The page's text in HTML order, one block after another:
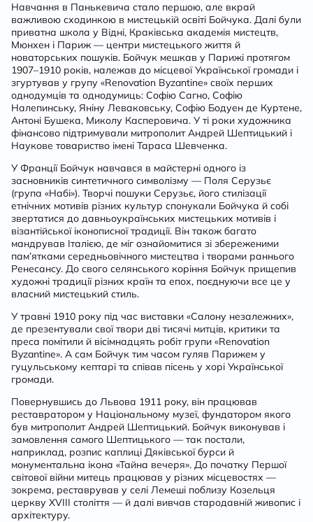
Навчання в Панькевича стало першою, але вкрай
важливою сходинкою в мистецькій освіті Бойчука. Далі були
приватна школа у Відні, Краківська академія мистецтв,
Мюнхен і Париж — центри мистецького життя й
новаторських пошуків. Бойчук мешкав у Парижі протягом
1907–1910 років, належав до місцевої Української громади і
згуртував у групу «Renovation Byzantine» своїх перших
однодумців та однодумиць: Софію Сагно, Софію
Налепинську, Яніну Леваковську, Софію Бодуен де Куртене,
Антоні Бушека, Миколу Касперовича. У ті роки художника
фінансово підтримували митрополит Андрей Шептицький і
Наукове товариство імені Тараса Шевченка.
У Франції Бойчук навчався в майстерні одного із
засновників синтетичного символізму — Поля Серузьє
(група «Набі»). Творчі пошуки Серузьє, його стилізації
етнічних мотивів різних культур спонукали Бойчука й собі
звертатися до давньоукраїнських мистецьких мотивів і
візантійської іконописної традиції. Він також багато
мандрував Італією, де міг ознайомитися зі збереженими
пам’ятками середньовічного мистецтва і творами раннього
Ренесансу. До свого селянського коріння Бойчук прищепив
художні традиції різних країн та епох, поєднуючи все це у
власний мистецький стиль.
У травні 1910 року під час виставки «Салону незалежних»,
де презентували свої твори дві тисячі митців, критики та
преса помітили й вісімнадцять робіт групи «Renovation
Byzantine». А сам Бойчук тим часом гуляв Парижем у
гуцульському кептарі та співав пісень у хорі Української
громади.
Повернувшись до Львова 1911 року, він працював
реставратором у Національному музеї, фундатором якого
був митрополит Андрей Шептицький. Бойчук виконував і
замовлення самого Шептицького — так постали,
наприклад, розпис каплиці Дяківської бурси й
монументальна ікона «Тайна вечеря». До початку Першої
світової війни митець працював у різних місцевостях —
зокрема, реставрував у селі Лемеші поблизу Козельця
церкву ХVІІІ століття — й далі вивчав стародавній живопис і
архітектуру.